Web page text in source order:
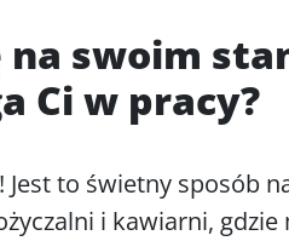
na swoim
Ci w pracy?
to świetny sposób
i kawiarni, gdzie